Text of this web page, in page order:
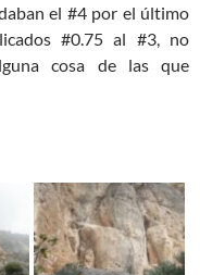
el #4 por el último
#0.75 al #3, no
cosa de las que